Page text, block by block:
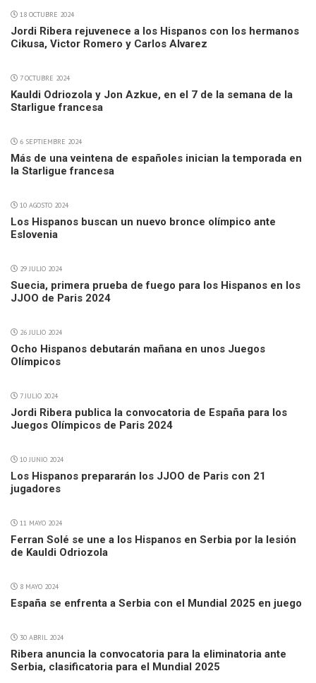
18 OCTUBRE 2024
Jordi Ribera rejuvenece a los Hispanos con los hermanos
Cikusa, Victor Romero y Carlos Alvarez
7 OCTUBRE 2024
Kauldi Odriozola y Jon Azkue, en el 7 de la semana de la
Starligue francesa
6 SEPTIEMBRE 2024
Más de una veintena de españoles inician la temporada en
la Starligue francesa
10 AGOSTO 2024
Los Hispanos buscan un nuevo bronce olímpico ante
Eslovenia
29 JULIO 2024
Suecia, primera prueba de fuego para los Hispanos en los
JJOO de Paris 2024
26 JULIO 2024
Ocho Hispanos debutarán mañana en unos Juegos
Olímpicos
7 JULIO 2024
Jordi Ribera publica la convocatoria de España para los
Juegos Olímpicos de Paris 2024
10 JUNIO 2024
Los Hispanos prepararán los JJOO de Paris con 21
jugadores
11 MAYO 2024
Ferran Solé se une a los Hispanos en Serbia por la lesión
de Kauldi Odriozola
8 MAYO 2024
España se enfrenta a Serbia con el Mundial 2025 en juego
30 ABRIL 2024
Ribera anuncia la convocatoria para la eliminatoria ante
Serbia, clasificatoria para el Mundial 2025